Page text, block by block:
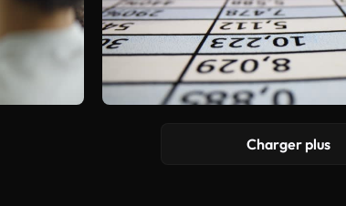
Charger plus